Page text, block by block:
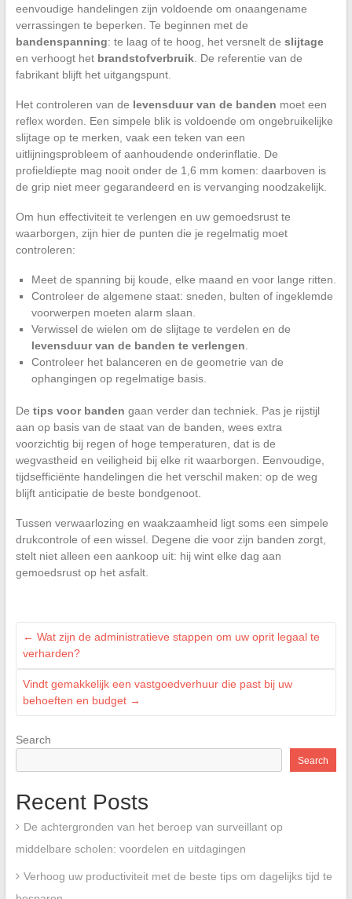
eenvoudige handelingen zijn voldoende om onaangename
verrassingen te beperken. Te beginnen met de
bandenspanning: te laag of te hoog, het versnelt de slijtage
en verhoogt het brandstofverbruik. De referentie van de
fabrikant blijft het uitgangspunt.
Het controleren van de levensduur van de banden moet een
reflex worden. Een simpele blik is voldoende om ongebruikelijke
slijtage op te merken, vaak een teken van een
uitlijningsprobleem of aanhoudende onderinflatie. De
profieldiepte mag nooit onder de 1,6 mm komen: daarboven is
de grip niet meer gegarandeerd en is vervanging noodzakelijk.
Om hun effectiviteit te verlengen en uw gemoedsrust te
waarborgen, zijn hier de punten die je regelmatig moet
controleren:
Meet de spanning bij koude, elke maand en voor lange ritten.
Controleer de algemene staat: sneden, bulten of ingeklemde
voorwerpen moeten alarm slaan.
Verwissel de wielen om de slijtage te verdelen en de
levensduur van de banden te verlengen
Controleer het balanceren en de geometrie van de
ophangingen op regelmatige basis.
De tips voor banden gaan verder dan techniek. Pas je rijstijl
aan op basis van de staat van de banden, wees extra
voorzichtig bij regen of hoge temperaturen, dat is de
wegvastheid en veiligheid bij elke rit waarborgen. Eenvoudige,
tijdsefficiënte handelingen die het verschil maken: op de weg
blijft anticipatie de beste bondgenoot.
Tussen verwaarlozing en waakzaamheid ligt soms een simpele
drukcontrole of een wissel. Degene die voor zijn banden zorgt,
stelt niet alleen een aankoop uit: hij wint elke dag aan
gemoedsrust op het asfalt.
← Wat zijn de administratieve stappen om uw oprit legaal te
verharden?
Vindt gemakkelijk een vastgoedverhuur die past bij uw
behoeften en budget →
Search
Search
Recent Posts
De achtergronden van het beroep van surveillant op
middelbare scholen: voordelen en uitdagingen
Verhoog uw productiviteit met de beste tips om dagelijks tijd te